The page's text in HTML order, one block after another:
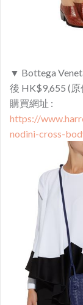
▼ Bottega
後 HK$9,655 (
購買網址 :
https://
nodini-cross-